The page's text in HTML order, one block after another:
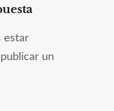
estar
un